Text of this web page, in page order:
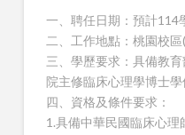
一、聘任日期：預計114
二、工作地點：桃園校區(
三、學歷要求：具備教
院主修臨床心理學博士學
四、資格及條件要求：
1.具備中華民國臨床心理